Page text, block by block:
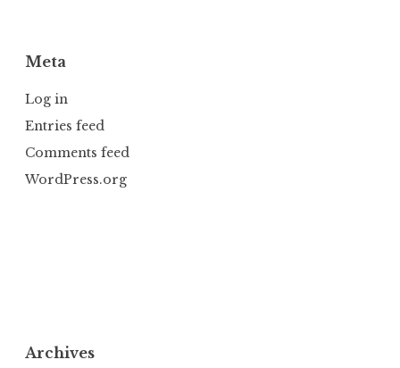
Meta
Log in
Entries feed
Comments feed
WordPress.org
Archives